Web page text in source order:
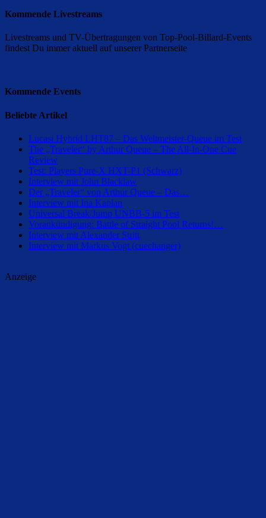
Kommende Livestreams
Livestreams und TV-Übertragungen von Top-Pool-Billard-Events
findest Du immer aktuell auf unserer Partnerseite
Kommende Events
Beliebte Artikel
Lucasi Hybrid LHT87 – Das Weltmeister-Queue im Test
The „Traveler“ by Arthur Queue – The All-In-One Cue
Review
Test: Players Pure-X HXT-P1 (Schwarz)
Interview mit John Blacklaw
Der „Traveler“ von Arthur Queue – Das…
Interview mit Ina Kaplan
Universal Break/Jump UNBB-5 im Test
Vorankündigung: Battle of Straight Pool Returns!…
Interview mit Alexander Stritt
Interview mit Markus Vogt (cuechanger)
Anzeige